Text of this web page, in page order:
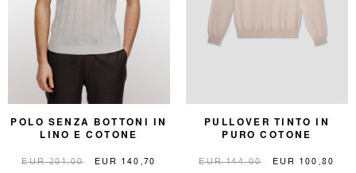
POLO SENZA BOTTONI IN
LINO E COTONE
EUR 201,00 EUR 140,70
PULLOVER TINTO IN
PURO COTONE
EUR 144,00 EUR 100,80